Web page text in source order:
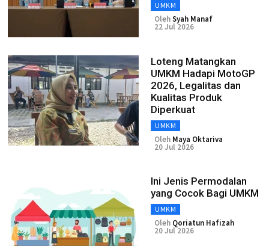
UMKM
OlehSyah Manaf
22 Jul 2026
Loteng Matangkan
UMKM Hadapi MotoGP
2026, Legalitas dan
Kualitas Produk
Diperkuat
UMKM
Oleh Maya Oktariva
20 Jul 2026
Ini Jenis Permodalan
yang Cocok Bagi UMKM
UMKM
Oleh Qoriatun Hafizah
20 Jul 2026